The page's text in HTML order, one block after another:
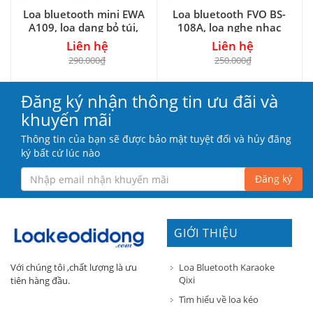
Loa bluetooth mini EWA
A109, loa dạng bỏ túi,
công suất 3W
Liên hệ
290.000₫
Loa bluetooth FVO BS-
108A, loa nghe nhạc
dạng xách tay
Liên hệ
250.000₫
Đăng ký nhận thông tin ưu đãi và
khuyến mãi
Thông tin của bạn sẽ được bảo mật tuyệt đối và hủy đăng
ký bất cứ lúc nào
Đăng ký
Với chúng tôi ,chất lượng là ưu
tiên hàng đầu.
GIỚI THIỆU
Loa Bluetooth Karaoke
Qixi
Tìm hiểu về loa kéo